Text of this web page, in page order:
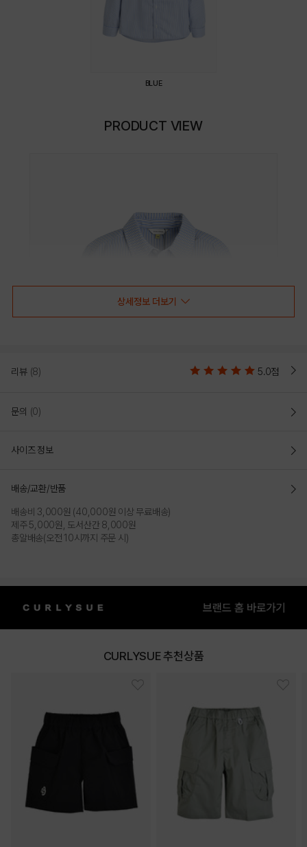
BLUE
PRODUCT VIEW
상세정보 더보기
리뷰 (8) 5.0점
문의 (0)
사이즈 정보
배송/교환/반품
배송비 3,000원 (40,000원 이상 무료배송)
제주 5,000원, 도서산간 8,000원
총알배송(오전 10시까지 주문 시)
CURLYSUE 추천상품